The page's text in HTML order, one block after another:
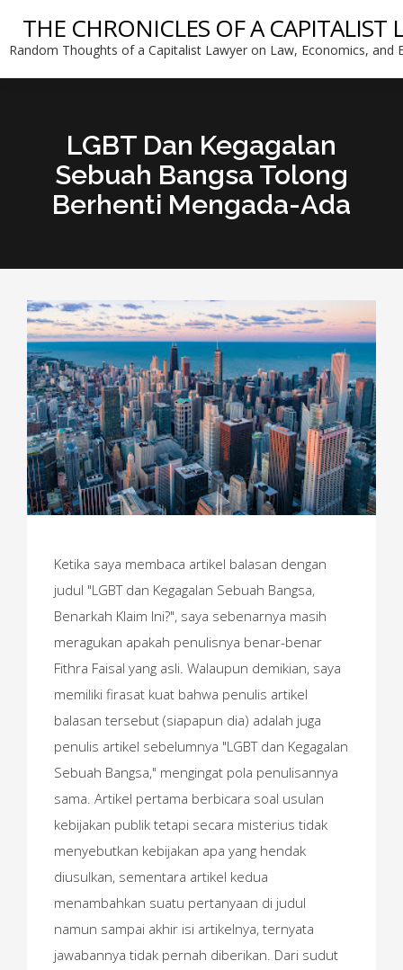
THE CHRONICLES OF A CAPITALIST
Random Thoughts of a Capitalist Lawyer on Law, Economics, and
LGBT Dan Kegagalan
Sebuah Bangsa Tolong
Berhenti Mengada-Ada
Ketika saya membaca artikel balasan dengan
judul "LGBT dan Kegagalan Sebuah Bangsa,
Benarkah Klaim Ini?", saya sebenarnya masih
meragukan apakah penulisnya benar-benar
Fithra Faisal yang asli. Walaupun demikian, saya
memiliki firasat kuat bahwa penulis artikel
balasan tersebut (siapapun dia) adalah juga
penulis artikel sebelumnya "LGBT dan Kegagalan
Sebuah Bangsa," mengingat pola penulisannya
sama. Artikel pertama berbicara soal usulan
kebijakan publik tetapi secara misterius tidak
menyebutkan kebijakan apa yang hendak
diusulkan, sementara artikel kedua
menambahkan suatu pertanyaan di judul
namun sampai akhir isi artikelnya, ternyata
jawabannya tidak pernah diberikan. Dari sudut